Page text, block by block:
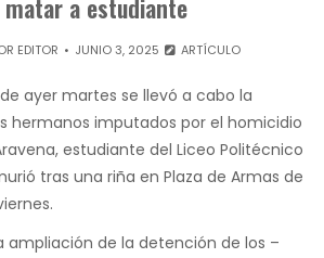
matar a estudiante
EDITOR JUNIO 3, 2025 ARTÍCULO
ayer martes se llevó a cabo la
hermanos imputados por el homicidio
estudiante del Liceo Politécnico
tras una riña en Plaza de Armas de
ampliación de la detención de los –